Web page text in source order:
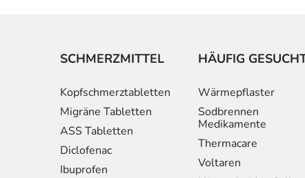
SCHMERZMITTEL
Kopfschmerztabletten
Migräne Tabletten
ASS Tabletten
Diclofenac
Ibuprofen
HÄUFIG
Wärmepflaster
Sodbrennen
Medikamente
Thermacare
Voltaren